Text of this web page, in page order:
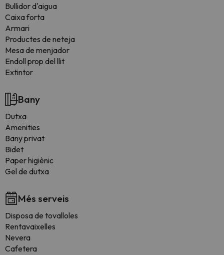
Bullidor d'aigua
Caixa forta
Armari
Productes de neteja
Mesa de menjador
Endoll prop del llit
Extintor
Bany
Dutxa
Amenities
Bany privat
Bidet
Paper higiènic
Gel de dutxa
Més serveis
Disposa de tovalloles
Rentavaixelles
Nevera
Cafetera